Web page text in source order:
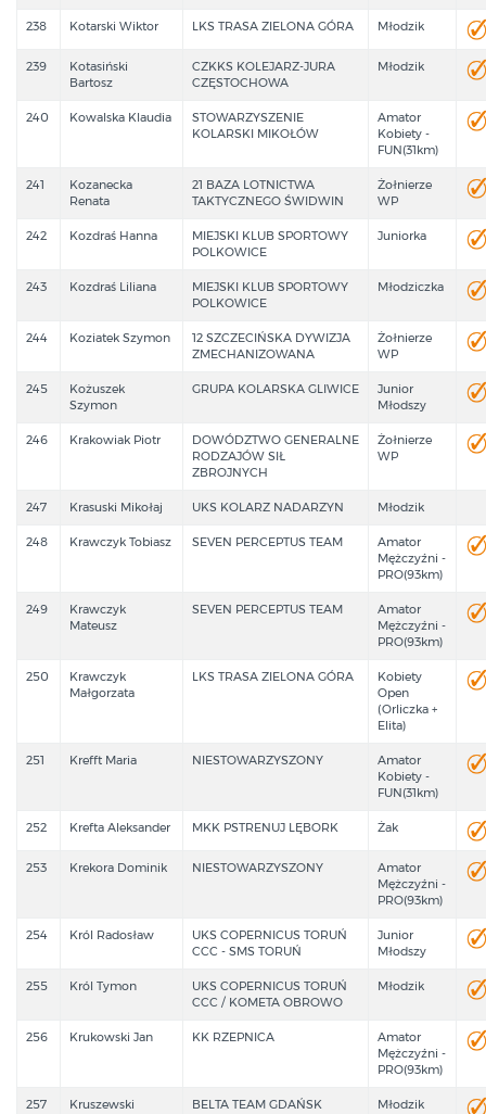
238 Kotarski Wiktor LKS TRASA ZIELONA GÓRA Młodzik
239
Kotasiński
Bartosz
CZKKS KOLEJARZ-JURA
CZĘSTOCHOWA
Młodzik
240 Kowalska Klaudia
STOWARZYSZENIE
KOLARSKI MIKOŁÓW
Amator
Kobiety -
FUN(31km)
241
Kozanecka
Renata
21 BAZA LOTNICTWA
TAKTYCZNEGO ŚWIDWIN
Żołnierze
WP
242 Kozdraś Hanna
MIEJSKI KLUB SPORTOWY
POLKOWICE
Juniorka
243 Kozdraś Liliana
MIEJSKI KLUB SPORTOWY
POLKOWICE
Młodziczka
244 Koziatek Szymon
12 SZCZECIŃSKA DYWIZJA
ZMECHANIZOWANA
Żołnierze
WP
245
Kożuszek
Szymon
GRUPA KOLARSKA GLIWICE
Junior
Młodszy
246 Krakowiak Piotr
DOWÓDZTWO GENERALNE
RODZAJÓW SIŁ
ZBROJNYCH
Żołnierze
WP
247 Krasuski Mikołaj UKS KOLARZ NADARZYN Młodzik
248 Krawczyk Tobiasz SEVEN PERCEPTUS TEAM
Amator
Mężczyźni -
PRO(93km)
249
Krawczyk
Mateusz
SEVEN PERCEPTUS TEAM
Amator
Mężczyźni -
PRO(93km)
250
Krawczyk
Małgorzata
LKS TRASA ZIELONA GÓRA
Kobiety
Open
(Orliczka +
Elita)
251 Krefft Maria NIESTOWARZYSZONY
Amator
Kobiety -
FUN(31km)
252 Krefta Aleksander MKK PSTRENUJ LĘBORK Żak
253 Krekora Dominik NIESTOWARZYSZONY
Amator
Mężczyźni -
PRO(93km)
254 Król Radosław
UKS COPERNICUS TORUŃ
CCC - SMS TORUŃ
Junior
Młodszy
255 Król Tymon
UKS COPERNICUS TORUŃ
CCC / KOMETA OBROWO
Młodzik
256 Krukowski Jan KK RZEPNICA
Amator
Mężczyźni -
PRO(93km)
257
Kruszewski
BELTA TEAM GDAŃSK Młodzik